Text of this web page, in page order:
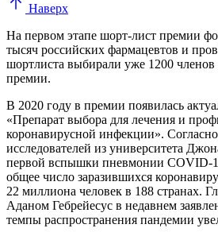
Наверх
На первом этапе шорт-лист премии
тысяч российских фармацевтов и
шортлиста выбирали уже 1200 членов
премии.
В 2020 году в премии появилась
«Препарат выбора для лечения и
коронавирусной инфекции».
исследователей из университета
первой вспышки пневмонии COVID-
общее число заразившихся
22 миллиона человек в 188 странах.
Аданом Гебрейесус в недавнем
темпы распространения пандемии